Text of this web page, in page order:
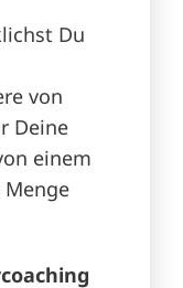
Du
von
Deine
einem